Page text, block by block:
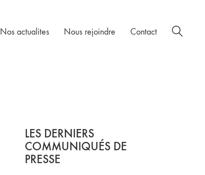
Nos actualites Nous rejoindre Contact
LES DERNIERS
COMMUNIQUÉS DE
PRESSE